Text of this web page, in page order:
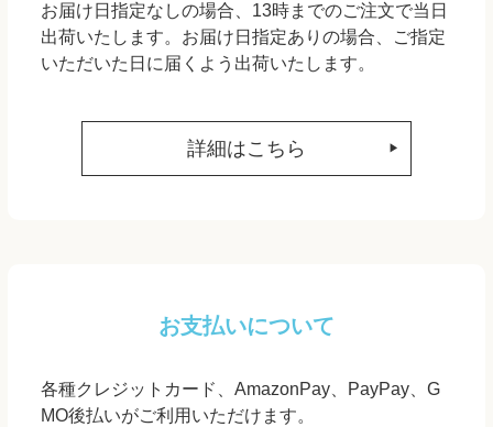
お届け日指定なしの場合、13時までのご注文で当日
出荷いたします。お届け日指定ありの場合、ご指定
いただいた日に届くよう出荷いたします。
詳細はこちら
お支払いについて
各種クレジットカード、AmazonPay、PayPay、G
MO後払いがご利用いただけます。